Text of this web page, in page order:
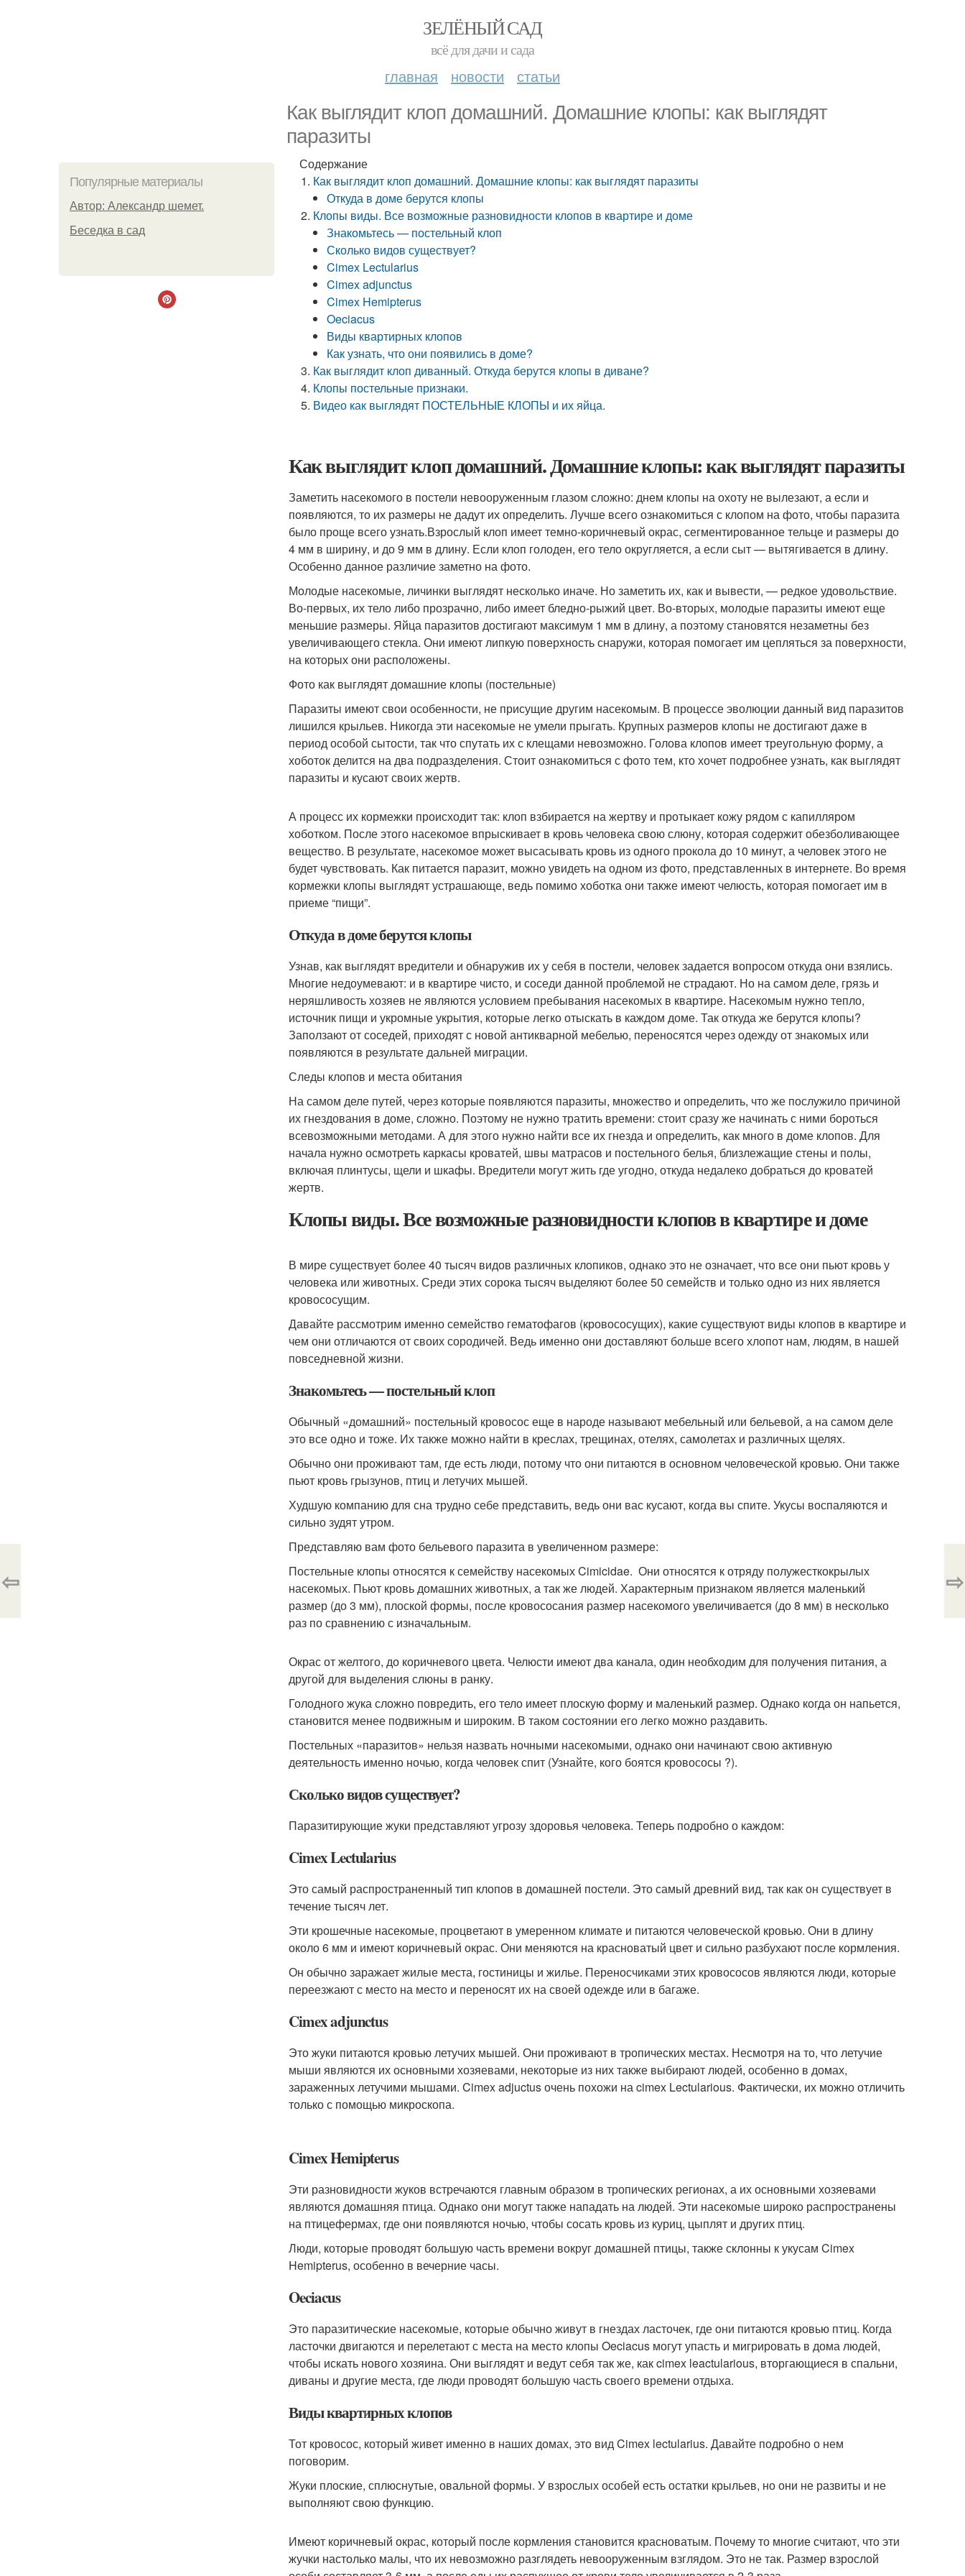
ЗЕЛЁНЫЙ САД
всё для дачи и сада
главная новости статьи
Как выглядит клоп домашний. Домашние клопы: как выглядят
паразиты
Популярные материалы
Автор: Александр шемет.
Беседка в сад
Содержание
Как выглядит клоп домашний. Домашние клопы: как выглядят паразиты
Откуда в доме берутся клопы
Клопы виды. Все возможные разновидности клопов в квартире и доме
Знакомьтесь — постельный клоп
Сколько видов существует?
Cimex Lectularius
Cimex adjunctus
Cimex Hemipterus
Oeciacus
Виды квартирных клопов
Как узнать, что они появились в доме?
Как выглядит клоп диванный. Откуда берутся клопы в диване?
Клопы постельные признаки.
Видео как выглядят ПОСТЕЛЬНЫЕ КЛОПЫ и их яйца.
Как выглядит клоп домашний. Домашние клопы: как выглядят паразиты
Заметить насекомого в постели невооруженным глазом сложно: днем клопы на охоту не вылезают, а если и
появляются, то их размеры не дадут их определить. Лучше всего ознакомиться с клопом на фото, чтобы паразита
было проще всего узнать.Взрослый клоп имеет темно-коричневый окрас, сегментированное тельце и размеры до
4 мм в ширину, и до 9 мм в длину. Если клоп голоден, его тело округляется, а если сыт — вытягивается в длину.
Особенно данное различие заметно на фото.
Молодые насекомые, личинки выглядят несколько иначе. Но заметить их, как и вывести, — редкое удовольствие.
Во-первых, их тело либо прозрачно, либо имеет бледно-рыжий цвет. Во-вторых, молодые паразиты имеют еще
меньшие размеры. Яйца паразитов достигают максимум 1 мм в длину, а поэтому становятся незаметны без
увеличивающего стекла. Они имеют липкую поверхность снаружи, которая помогает им цепляться за поверхности,
на которых они расположены.
Фото как выглядят домашние клопы (постельные)
Паразиты имеют свои особенности, не присущие другим насекомым. В процессе эволюции данный вид паразитов
лишился крыльев. Никогда эти насекомые не умели прыгать. Крупных размеров клопы не достигают даже в
период особой сытости, так что спутать их с клещами невозможно. Голова клопов имеет треугольную форму, а
хоботок делится на два подразделения. Стоит ознакомиться с фото тем, кто хочет подробнее узнать, как выглядят
паразиты и кусают своих жертв.
А процесс их кормежки происходит так: клоп взбирается на жертву и протыкает кожу рядом с капилляром
хоботком. После этого насекомое впрыскивает в кровь человека свою слюну, которая содержит обезболивающее
вещество. В результате, насекомое может высасывать кровь из одного прокола до 10 минут, а человек этого не
будет чувствовать. Как питается паразит, можно увидеть на одном из фото, представленных в интернете. Во время
кормежки клопы выглядят устрашающе, ведь помимо хоботка они также имеют челюсть, которая помогает им в
приеме “пищи”.
Откуда в доме берутся клопы
Узнав, как выглядят вредители и обнаружив их у себя в постели, человек задается вопросом откуда они взялись.
Многие недоумевают: и в квартире чисто, и соседи данной проблемой не страдают. Но на самом деле, грязь и
неряшливость хозяев не являются условием пребывания насекомых в квартире. Насекомым нужно тепло,
источник пищи и укромные укрытия, которые легко отыскать в каждом доме. Так откуда же берутся клопы?
Заползают от соседей, приходят с новой антикварной мебелью, переносятся через одежду от знакомых или
появляются в результате дальней миграции.
Следы клопов и места обитания
На самом деле путей, через которые появляются паразиты, множество и определить, что же послужило причиной
их гнездования в доме, сложно. Поэтому не нужно тратить времени: стоит сразу же начинать с ними бороться
всевозможными методами. А для этого нужно найти все их гнезда и определить, как много в доме клопов. Для
начала нужно осмотреть каркасы кроватей, швы матрасов и постельного белья, близлежащие стены и полы,
включая плинтусы, щели и шкафы. Вредители могут жить где угодно, откуда недалеко добраться до кроватей
жертв.
Клопы виды. Все возможные разновидности клопов в квартире и доме
В мире существует более 40 тысяч видов различных клопиков, однако это не означает, что все они пьют кровь у
человека или животных. Среди этих сорока тысяч выделяют более 50 семейств и только одно из них является
кровососущим.
Давайте рассмотрим именно семейство гематофагов (кровососущих), какие существуют виды клопов в квартире и
чем они отличаются от своих сородичей. Ведь именно они доставляют больше всего хлопот нам, людям, в нашей
повседневной жизни.
Знакомьтесь — постельный клоп
Обычный «домашний» постельный кровосос еще в народе называют мебельный или бельевой, а на самом деле
это все одно и тоже. Их также можно найти в креслах, трещинах, отелях, самолетах и ​​различных щелях.
Обычно они проживают там, где есть люди, потому что они питаются в основном человеческой кровью. Они также
пьют кровь грызунов, птиц и летучих мышей.
Худшую компанию для сна трудно себе представить, ведь они вас кусают, когда вы спите. Укусы воспаляются и
сильно зудят утром.
Представляю вам фото бельевого паразита в увеличенном размере:
Постельные клопы относятся к семейству насекомых Cimicidae. Они относятся к отряду полужесткокрылых
насекомых. Пьют кровь домашних животных, а так же людей. Характерным признаком является маленький
размер (до 3 мм), плоской формы, после кровососания размер насекомого увеличивается (до 8 мм) в несколько
раз по сравнению с изначальным.
Окрас от желтого, до коричневого цвета. Челюсти имеют два канала, один необходим для получения питания, а
другой для выделения слюны в ранку.
Голодного жука сложно повредить, его тело имеет плоскую форму и маленький размер. Однако когда он напьется,
становится менее подвижным и широким. В таком состоянии его легко можно раздавить.
Постельных «паразитов» нельзя назвать ночными насекомыми, однако они начинают свою активную
деятельность именно ночью, когда человек спит (Узнайте, кого боятся кровососы ?).
Сколько видов существует?
Паразитирующие жуки представляют угрозу здоровья человека. Теперь подробно о каждом:
Cimex Lectularius
Это самый распространенный тип клопов в домашней постели. Это самый древний вид, так как он существует в
течение тысяч лет.
Эти крошечные насекомые, процветают в умеренном климате и питаются человеческой кровью. Они в длину
около 6 мм и имеют коричневый окрас. Они меняются на красноватый цвет и сильно разбухают после кормления.
Он обычно заражает жилые места, гостиницы и жилье. Переносчиками этих кровососов являются люди, которые
переезжают с место на место и переносят их на своей одежде или в багаже.
Cimex adjunctus
Это жуки питаются кровью летучих мышей. Они проживают в тропических местах. Несмотря на то, что летучие
мыши являются их основными хозяевами, некоторые из них также выбирают людей, особенно в домах,
зараженных летучими мышами. Cimex adjuctus очень похожи на cimex Lectularious. Фактически, их можно отличить
только с помощью микроскопа.
Cimex Hemipterus
Эти разновидности жуков встречаются главным образом в тропических регионах, а их основными хозяевами
являются домашняя птица. Однако они могут также нападать на людей. Эти насекомые широко распространены
на птицефермах, где они появляются ночью, чтобы сосать кровь из куриц, цыплят и других птиц.
Люди, которые проводят большую часть времени вокруг домашней птицы, также склонны к укусам Cimex
Hemipterus, особенно в вечерние часы.
Oeciacus
Это паразитические насекомые, которые обычно живут в гнездах ласточек, где они питаются кровью птиц. Когда
ласточки двигаются и перелетают с места на место клопы Oeciacus могут упасть и мигрировать в дома людей,
чтобы искать нового хозяина. Они выглядят и ведут себя так же, как cimex leactularious, вторгающиеся в спальни,
диваны и другие места, где люди проводят большую часть своего времени отдыха.
Виды квартирных клопов
Тот кровосос, который живет именно в наших домах, это вид Cimex lectularius. Давайте подробно о нем
поговорим.
Жуки плоские, сплюснутые, овальной формы. У взрослых особей есть остатки крыльев, но они не развиты и не
выполняют свою функцию.
Имеют коричневый окрас, который после кормления становится красноватым. Почему то многие считают, что эти
жучки настолько малы, что их невозможно разглядеть невооруженным взглядом. Это не так. Размер взрослой
⇦ ⇨